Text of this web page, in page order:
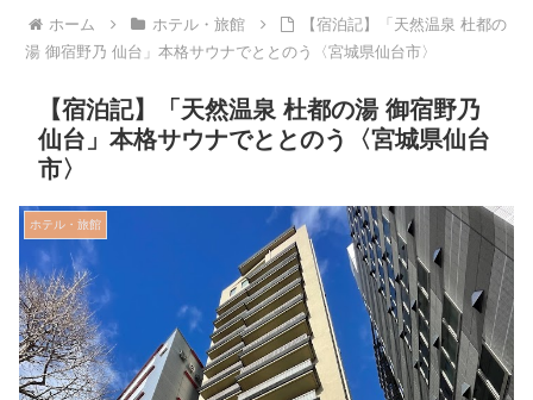
ホーム ホテル・旅館
【宿泊記】「天然温泉 杜都の
湯 御宿野乃 仙台」本格サウナでととのう〈宮城県仙台市〉
【宿泊記】「天然温泉 杜都の湯 御宿野乃
仙台」本格サウナでととのう〈宮城県仙台
市〉
ホテル・旅館